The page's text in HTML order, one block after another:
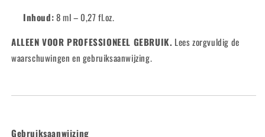
Inhoud:8 ml – 0,27 fl.oz.
ALLEEN VOOR PROFESSIONEEL GEBRUIK. Lees zorgvuldig de
waarschuwingen en gebruiksaanwijzing.
Gebruiksaanwijzing